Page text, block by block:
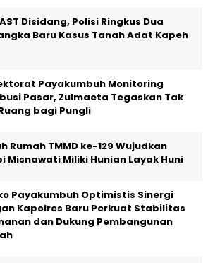
Disidang, Polisi Ringkus Dua
Baru Kasus Tanah Adat Kapeh
Payakumbuh Monitoring
Pasar, Zulmaeta Tegaskan Tak
bagi Pungli
Rumah TMMD ke-129 Wujudkan
Misnawati Miliki Hunian Layak Huni
Payakumbuh Optimistis Sinergi
Kapolres Baru Perkuat Stabilitas
dan Dukung Pembangunan